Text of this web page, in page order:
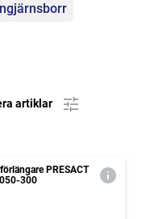
artiklar
PRESACT
300